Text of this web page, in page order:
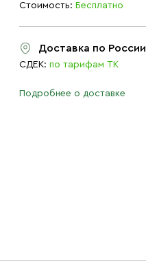
Стоимость: Бесплатно
Доставка по России
СДЕК: по тарифам ТК
Подробнее о доставке